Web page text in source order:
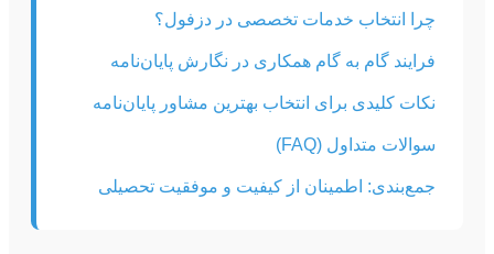
چرا انتخاب خدمات تخصصی در دزفول؟
فرایند گام به گام همکاری در نگارش پایان‌نامه
نکات کلیدی برای انتخاب بهترین مشاور پایان‌نامه
سوالات متداول (FAQ)
جمع‌بندی: اطمینان از کیفیت و موفقیت تحصیلی